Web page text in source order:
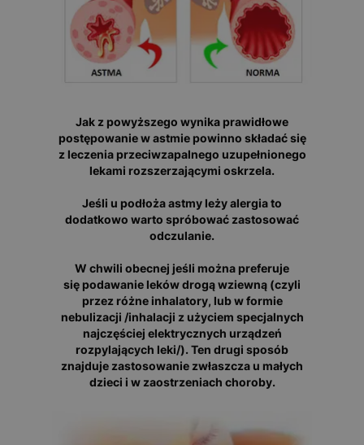
Jak z powyższego wynika prawidłowe
postępowanie w astmie powinno składać się
z leczenia przeciwzapalnego uzupełnionego
lekami rozszerzającymi oskrzela.
Jeśli u podłoża astmy leży alergia to
dodatkowo warto spróbować zastosować
odczulanie.
W chwili obecnej jeśli można preferuje
się podawanie leków drogą wziewną (czyli
przez różne inhalatory, lub w formie
nebulizacji /inhalacji z użyciem specjalnych
najczęściej elektrycznych urządzeń
rozpylających leki/). Ten drugi sposób
znajduje zastosowanie zwłaszcza u małych
dzieci i w zaostrzeniach choroby.